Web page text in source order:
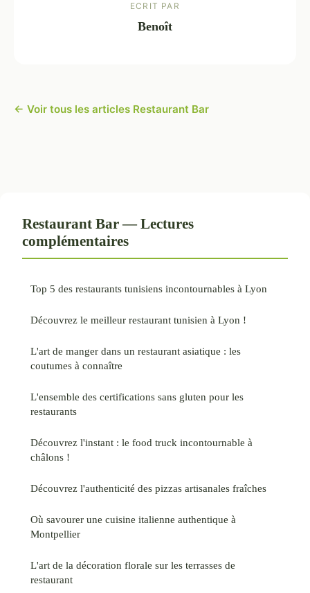
ECRIT PAR
Benoît
← Voir tous les articles Restaurant Bar
Restaurant Bar — Lectures
complémentaires
Top 5 des restaurants tunisiens incontournables à Lyon
Découvrez le meilleur restaurant tunisien à Lyon !
L'art de manger dans un restaurant asiatique : les
coutumes à connaître
L'ensemble des certifications sans gluten pour les
restaurants
Découvrez l'instant : le food truck incontournable à
châlons !
Découvrez l'authenticité des pizzas artisanales fraîches
Où savourer une cuisine italienne authentique à
Montpellier
L'art de la décoration florale sur les terrasses de
restaurant